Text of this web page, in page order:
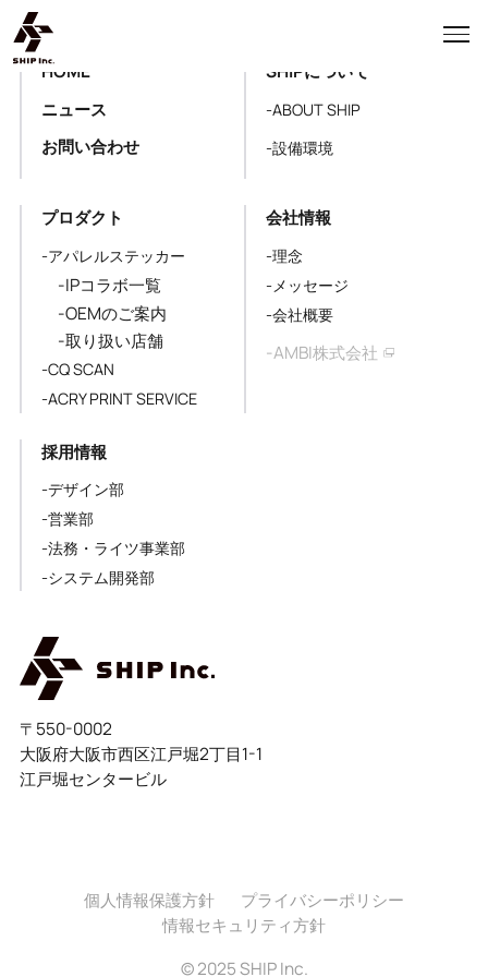
〒550-0002
大阪府大阪市西区江戸堀2丁目1-1
江戸堀センタービル
HOME
ニュース
お問い合わせ
SHIPについて
-ABOUT SHIP
-設備環境
プロダクト
-アパレルステッカー
-IPコラボ一覧
-OEMのご案内
-取り扱い店舗
-CQ SCAN
-ACRY PRINT SERVICE
会社情報
-理念
-メッセージ
-会社概要
-AMBI株式会社
採用情報
-デザイン部
-営業部
-法務・ライツ事業部
-システム開発部
© 2025 SHIP Inc.
個人情報保護方針
プライバシーポリシー
情報セキュリティ方針